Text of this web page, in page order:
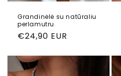
Grandinėlė su natūraliu
perlamutru
Reguliari
€24,90 EUR